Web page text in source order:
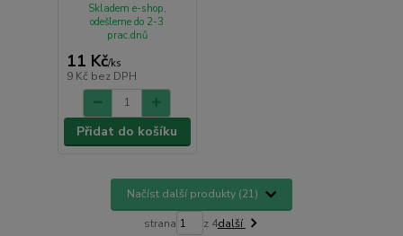
11 Kč/ks
9 Kč bez DPH
Skladem e-shop,
odešleme do 2-3
prac.dnů
Přidat do košíku
Načíst další produkty (21)
strana z 4další